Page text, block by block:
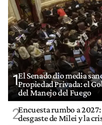
1El Senado dio media
Propiedad Privada: el
del Manejo del Fuego
2Encuesta rumbo a
desgaste de Milei y la